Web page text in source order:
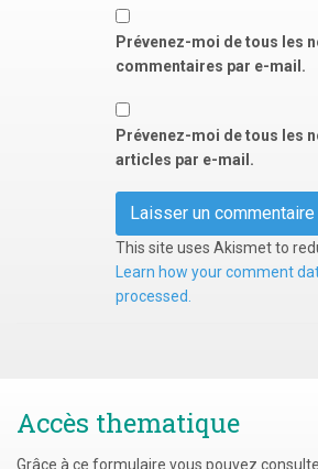
Prévenez-moi de tous les
commentaires par e-mail.
Prévenez-moi de tous les
articles par e-mail.
This site uses Akismet to
Learn how your comment
processed.
Accès thematique
Grâce à ce formulaire vous pouvez